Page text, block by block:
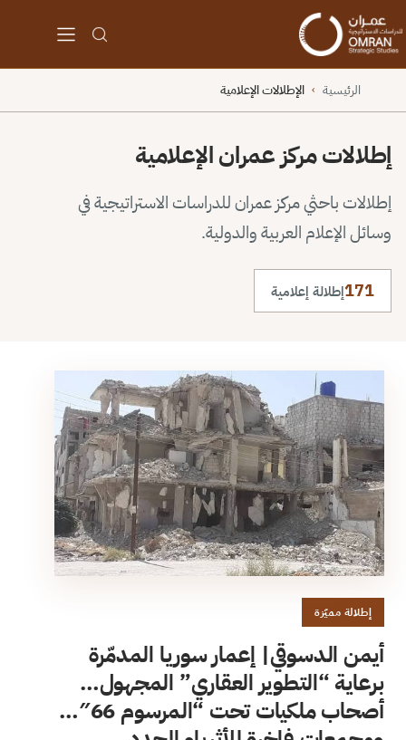
الرئيسية › الإطلالات الإعلامية
إطلالات مركز عمران الإعلامية
إطلالات باحثي مركز عمران للدراسات الاستراتيجية في
وسائل الإعلام العربية والدولية.
171إطلالة إعلامية
إطلالة مميّزة
أيمن الدسوقي| إعمار سوريا المدمّرة
برعاية “التطوير العقاري” المجهول…
أصحاب ملكيات تحت “المرسوم 66″…